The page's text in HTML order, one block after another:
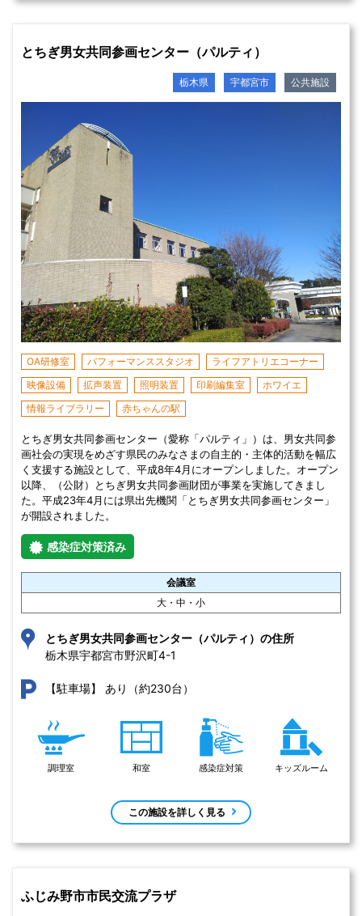
とちぎ男女共同参画センター（パルティ）
栃木県 宇都宮市 公共施設
OA研修室 パフォーマンススタジオ
ライフアトリエコーナー
映像設備
拡声装置 照明装置 印刷編集室
ホワイエ
情報ライブラリー
赤ちゃんの駅
とちぎ男女共同参画センター（愛称「パルティ」）は、男女共同参
画社会の実現をめざす県民のみなさまの自主的・主体的活動を幅広
く支援する施設として、平成8年4月にオープンしました。オープン
以降、（公財）とちぎ男女共同参画財団が事業を実施してきまし
た。平成23年4月には県出先機関「とちぎ男女共同参画センター」
が開設されました。
感染症対策済み
会議室
大・中・小
とちぎ男女共同参画センター（パルティ）の住所
栃木県宇都宮市野沢町4-1
【駐車場】 あり（約230台）
調理室 和室 感染症対策 キッズルーム
この施設を詳しく見る
ふじみ野市市民交流プラザ